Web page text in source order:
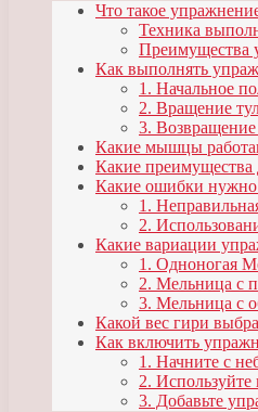
Что такое
Техника
Преимущества
Как выполнять
1. Начальное
2. Вращение
3.
Какие мышцы
Какие
Какие ошибки
1.
2.
Какие вариации
1. Одноногая
2. Мельница с
3. Мельница с
Какой вес гири
Как включить
1. Начните с
2.
3. Добавьте